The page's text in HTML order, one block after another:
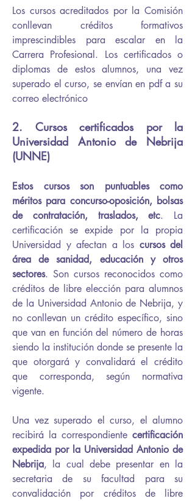
Los cursos acreditados por la Comisión
conllevan créditos formativos
imprescindibles para escalar en la
Carrera Profesional. Los certificados o
diplomas de estos alumnos, una vez
superado el curso, se envían en pdf a su
correo electrónico
2. Cursos certificados por la
Universidad Antonio de Nebrija
(UNNE)
Estos cursos son puntuables como
méritos para concurso-oposición, bolsas
de contratación, traslados, etc. La
certificación se expide por la propia
Universidad y afectan a los cursos del
área de sanidad, educación y otros
sectores. Son cursos reconocidos como
créditos de libre elección para alumnos
de la Universidad Antonio de Nebrija, y
no conllevan un crédito específico, sino
que van en función del número de horas
siendo la institución donde se presente la
que otorgará y convalidará el crédito
que corresponda, según normativa
vigente.
Una vez superado el curso, el alumno
recibirá la correspondiente certificación
expedida por la Universidad Antonio de
Nebrija, la cual debe presentar en la
secretaria de su facultad para su
convalidación por créditos de libre